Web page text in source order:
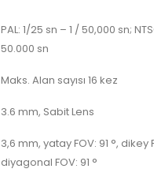
PAL: 1/25 sn – 1 / 50,000 sn;
50.000 sn
Maks. Alan sayısı 16 kez
3.6 mm, Sabit Lens
3,6 mm, yatay FOV: 91 °, dikey
diyagonal FOV: 91 °